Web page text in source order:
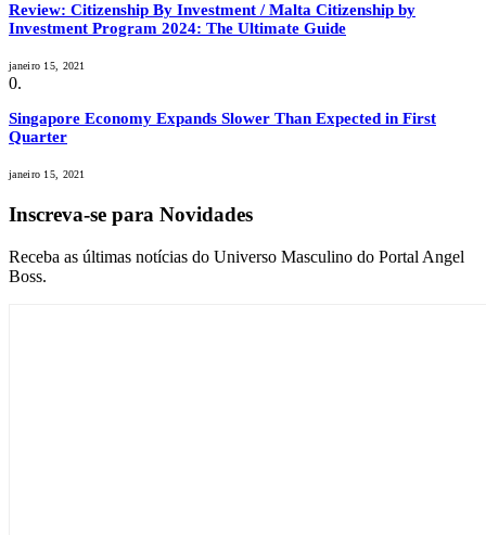
Review: Citizenship By Investment / Malta Citizenship by
Investment Program 2024: The Ultimate Guide
janeiro 15, 2021
Singapore Economy Expands Slower Than Expected in First
Quarter
janeiro 15, 2021
Inscreva-se para Novidades
Receba as últimas notícias do Universo Masculino do Portal Angel
Boss.